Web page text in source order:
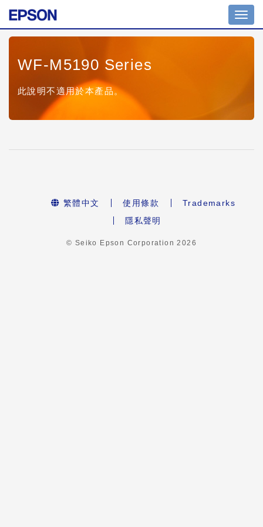
WF-M5190 Series
此說明不適用於本產品。
繁體中文 使用條款
Trademarks
隱私聲明
© Seiko Epson Corporation2026